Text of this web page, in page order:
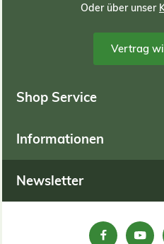
Oder über unser
Vertrag
Shop Service
Informationen
Newsletter